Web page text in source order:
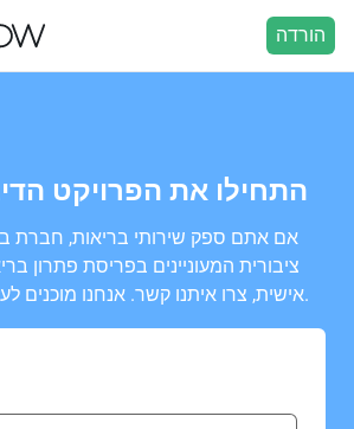
הורדה
התחילו את הפרויקט
אם אתם ספק שירותי בריאות, חברת
ציבורית המעוניינים בפריסת פתרון
אישית, צרו איתנו קשר. אנחנו מוכנים לעזור לכם לבנות אותו.